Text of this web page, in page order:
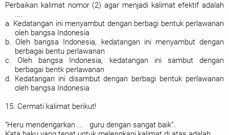
Perbaikan kalimat nomor (2) agar menjadi kalimat efektif adalah
....
a. Kedatangan ini menyambut dengan berbagi bentuk perlawanan
oleh bangsa Indonesia
b. Oleh bangsa Indonesia, kedatangan ini menyambut dengan
berbagai bentu perlawanan
c. Oleh bangsa Indonesia, kedatangan ini sambut dengan
berbagai bentk perlawanan
d. Kedatangan ini disambut dengan berbagi bentuk perlawanan
oleh bangsa Indonesia
15. Cermati kalimat berikut!
“Heru mendengarkan ... guru dengan sangat baik”.